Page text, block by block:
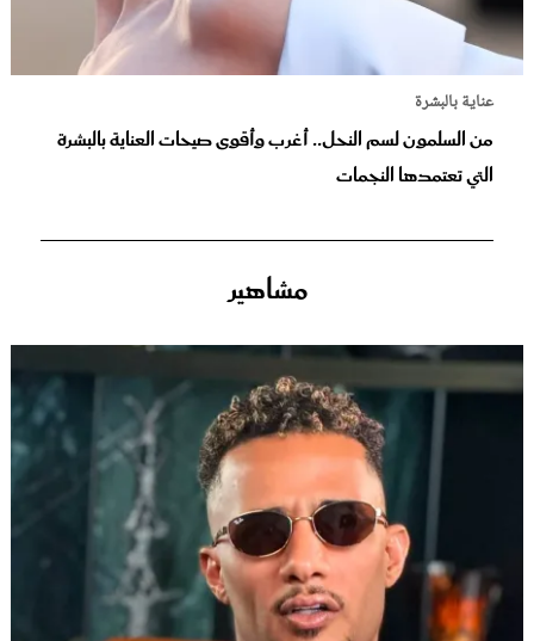
عناية بالبشرة
من السلمون لسم النحل.. أغرب وأقوى صيحات العناية بالبشرة
التي تعتمدها النجمات
مشاهير